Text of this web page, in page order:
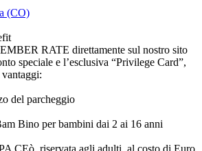
(CO)
RATE direttamente sul nostro sito
speciale e l’esclusiva “Privilege Card”,
del parcheggio
Bino per bambini dai 2 ai 16 anni
CEò, riservata agli adulti, al costo di Euro